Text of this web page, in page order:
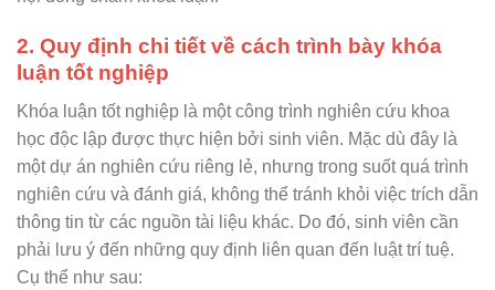
2. Quy định chi tiết về cách trình bày khóa
luận tốt nghiệp
Khóa luận tốt nghiệp là một công trình nghiên cứu khoa
học độc lập được thực hiện bởi sinh viên. Mặc dù đây là
một dự án nghiên cứu riêng lẻ, nhưng trong suốt quá trình
nghiên cứu và đánh giá, không thể tránh khỏi việc trích dẫn
thông tin từ các nguồn tài liệu khác. Do đó, sinh viên cần
phải lưu ý đến những quy định liên quan đến luật trí tuệ.
Cụ thể như sau: